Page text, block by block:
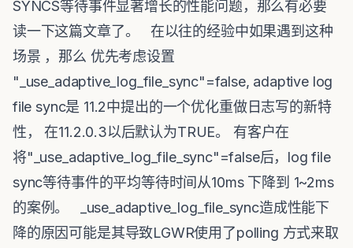
SYNCS等待事件显著增长的性能问题，那么有必要
读一下这篇文章了。 在以往的经验中如果遇到这种
场景 ，那么 优先考虑设置
"_use_adaptive_log_file_sync"=false, adaptive log
file sync是 11.2中提出的一个优化重做日志写的新特
性， 在11.2.0.3以后默认为TRUE。 有客户在
将"_use_adaptive_log_file_sync"=false后，log file
sync等待事件的平均等待时间从10ms 下降到 1~2ms
的案例。
_use_adaptive_log_file_sync造成性能下
降的原因可能是其导致LGWR使用了polling 方式来取